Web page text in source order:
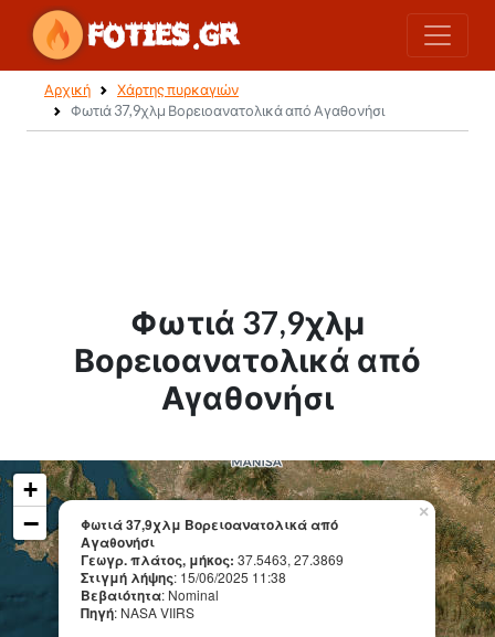
Αρχική
Χάρτης πυρκαγιών
Φωτιά 37,9χλμ Βορειοανατολικά από Αγαθονήσι
Φωτιά 37,9χλμ
Βορειοανατολικά από
Αγαθονήσι
Φωτιά 37,9χλμ Βορειοανατολικά από
Αγαθονήσι
Γεωγρ. πλάτος, μήκος: 37.5463, 27.3869
Στιγμή λήψης: 15/06/2025 11:38
Βεβαιότητα: Nominal
Πηγή: NASA VIIRS
×
+
−